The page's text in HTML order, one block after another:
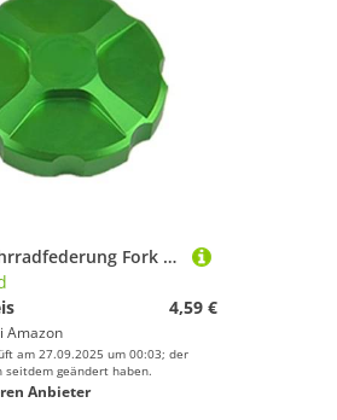
Wdbild Fahrradfederung Fork Caps Mountain Bike Front Abdeckung Aluminiumlegierung Fronten Gabergasschutz Luftgasschutz Vor Frontaluminiumlegierung
4,59 €
Amazon
am 27.09.2025 um 00:03; der
seitdem geändert haben.
Anbieter